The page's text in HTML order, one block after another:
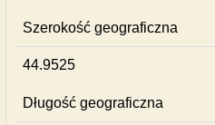
Szerokość geograficzna
44.9525
Długość geograficzna